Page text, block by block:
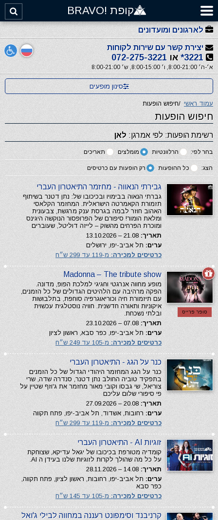
קופת !BRAVO
לארגונים ומועדונים
יצירת קשר עם שירות לקוחות
3221* או 072-275-3221
א׳-ה׳ 8:00-21:00, ו׳ 8:00-15:00, ש׳ 8:00-21:00
סינון מופעים
עמוד ראשי /חיפוש הופעות
חיפוש הופעות
רשימת הופעות: לפי אמרגן: לאן
בחר לפי: הרלוונטיות מומלצים תאריכים
הצג: כל ההופעות רק הופעות עם כרטיסים
גבירתי הנאווה - מחזמר התיאטרון העברי
גברתי הנאוה בבימויו ובכיכובו של: נתן דטנר בשיתוף
תזמורת הקאמרטה הישראלית. המחזמר הקלאסי
האהוב חוזר לבמה בגרסת ענק מרגשת, צבעונית
ומלאת הומור! סיפורם של הפרופסור הנוקשה היגינס
ומוכרת הפרחים מהשוק – לייזה דוליטל, שעוברים
תאריך:
ערים: תל אביב-יפו, ירושלים
כרטיסים למכירה: מ-119 עד 299 ש״ח
סופר פרייס
Madonna – The tribute show
מופע מחווה אנרגטי וחגיגי למלכת הפופ, מדונה.
הפקה מרהיבה עם הלהיטים הגדולים של כל הזמנים,
עם תיזמורת חיה וכוריאוגרפיה סוחפת, בתלבושות
איקוניות ותאורה חדשנית. חוויה נוסטלגית עכשוית
ובלתי נשכחת.
תאריך:
ערים: תל אביב-יפו, כפר סבא, ראשון לציון
כרטיסים למכירה: מ-105 עד 249 ש״ח
כנר על הגג - התיאטרון העברי
כנר על הגג המחזמר היהודי הגדול של כל הזמנים
בתפקיד טוביה החולב נתן דטנר, סנדרה שדה, שרי
צוריאל, שי גבסו וקובי מאור מחזמר את ג'וזף שטיין על
פי סיפורי שלום עליכם
תאריך:
ערים: רחובות, אשדוד, תל אביב-יפו, פתח תקווה
כרטיסים למכירה: מ-119 עד 299 ש״ח
זוגיות AI - התיאטרון העברי
קומדיה מטורפת בכיכובו של יגאל עדיקא, שצוחקת
על כל מה שהולך לקרות לזוגיות שלנו בעידן ה AI.
תאריך:
ערים: תל אביב-יפו, רחובות, ראשון לציון, פתח תקווה,
כפר סבא
כרטיסים למכירה: מ-105 עד 145 ש״ח
קרניבנד וסימפונט רעננה במחווה לבילי ג'ואל